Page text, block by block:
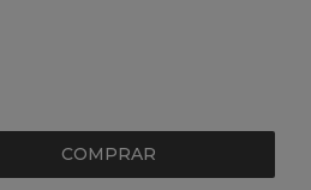
COMPRAR